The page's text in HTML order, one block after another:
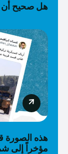
هل صحيح أن
هذه الصورة
مؤخراً إلى